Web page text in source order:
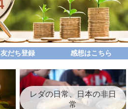
友だち登録 感想はこちら
レダの日常、日本の非日
常